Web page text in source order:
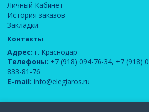
Личный Кабинет
История заказов
Закладки
Контакты
Адрес: г. Краснодар
Телефоны: +7 (918) 094-76-34, +7 (918)
833-81-76
E-mail: info@elegiaros.ru